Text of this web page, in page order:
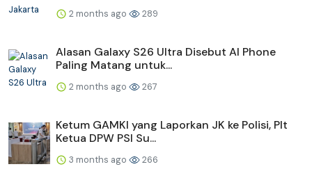
2 months ago 289
Alasan Galaxy S26 Ultra Disebut AI Phone
Paling Matang untuk...
2 months ago 267
Ketum GAMKI yang Laporkan JK ke Polisi, Plt
Ketua DPW PSI Su...
3 months ago 266